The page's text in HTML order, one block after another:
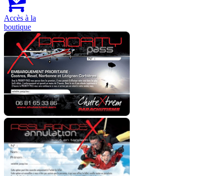
Accès à la
boutique